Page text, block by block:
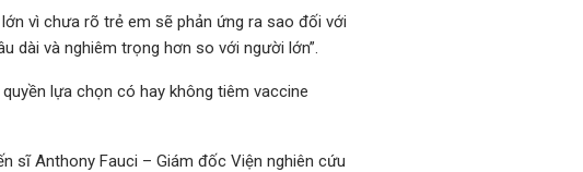
vì chưa rõ trẻ em sẽ phản ứng ra sao đối với
dài và nghiêm trọng hơn so với người lớn”.
lựa chọn có hay không tiêm vaccine
sĩ Anthony Fauci – Giám đốc Viện nghiên cứu